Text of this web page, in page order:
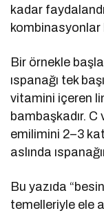
kadar
kombinasyonlar
Bir örnekle
ıspanağı tek
vitamini içeren
bambaşkadır.
emilimini 2–3 kat
aslında
Bu yazıda
temelleriyle ele